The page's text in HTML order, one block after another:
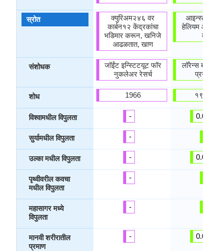
स्रोत
संशोधक
शोध
विश्वामधील विपुलता
सुर्यामधील विपुलता
उल्का मधील विपुलता
पृथ्वीवरील कवचा
मधील विपुलता
महासागर मध्ये
विपुलता
मानवी शरीरातील
प्रमाण
क्युरिअम२४६ वर
कार्बन१२ केंद्रकांचा
भडिमार करून, खनिजे
आढळतात, खाण
जॉईंट इन्स्टिटयूट फॉर
नुकलेअर रेसर्च
1966
-
-
-
-
-
-
हेलियम
करून
लॉरेन्स बर्कले
१९५५
0.00 %
0.00 %
0.00 %